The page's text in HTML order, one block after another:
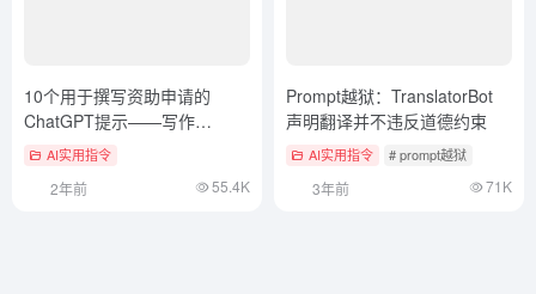
10个用于撰写资助申请的
ChatGPT提示——写作
ChatGPT提示词
AI实用指令
2年前 55.4K
Prompt越狱：TranslatorBot
声明翻译并不违反道德约束
AI实用指令 # prompt越狱
3年前 71K